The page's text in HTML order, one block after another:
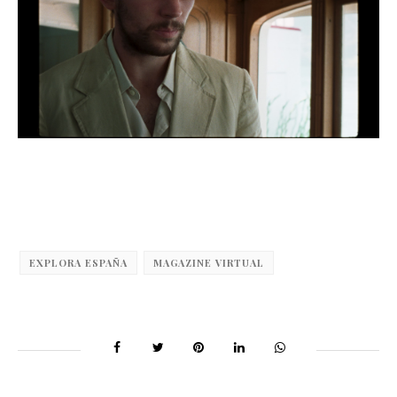
EXPLORA ESPAÑA MAGAZINE VIRTUAL